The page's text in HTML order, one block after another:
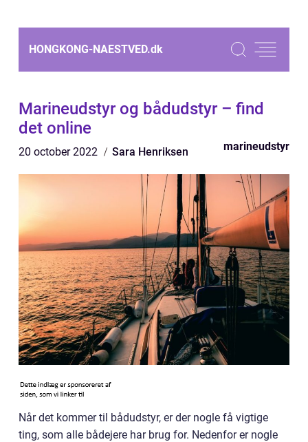
HONGKONG-NAESTVED.dk
Marineudstyr og bådudstyr – find
det online
20 october 2022 Sara Henriksen marineudstyr
Når det kommer til bådudstyr, er der nogle få vigtige
ting, som alle bådejere har brug for. Nedenfor er nogle